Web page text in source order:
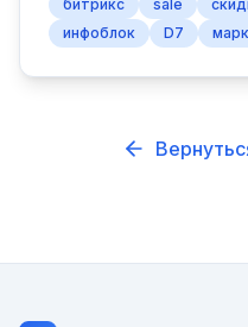
битрикс sale
инфоблок
D7